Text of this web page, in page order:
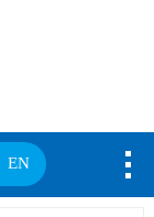
EN